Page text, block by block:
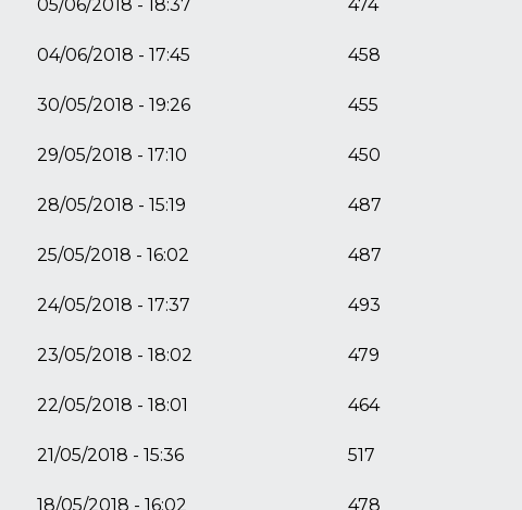
05/06/2018 - 18:37 474
04/06/2018 - 17:45 458
30/05/2018 - 19:26 455
29/05/2018 - 17:10 450
28/05/2018 - 15:19 487
25/05/2018 - 16:02 487
24/05/2018 - 17:37 493
23/05/2018 - 18:02 479
22/05/2018 - 18:01 464
21/05/2018 - 15:36 517
18/05/2018 - 16:02 478